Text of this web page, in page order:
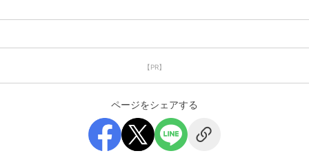
【PR】
ページをシェアする